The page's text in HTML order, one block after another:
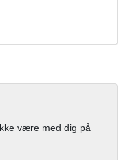
være med dig på